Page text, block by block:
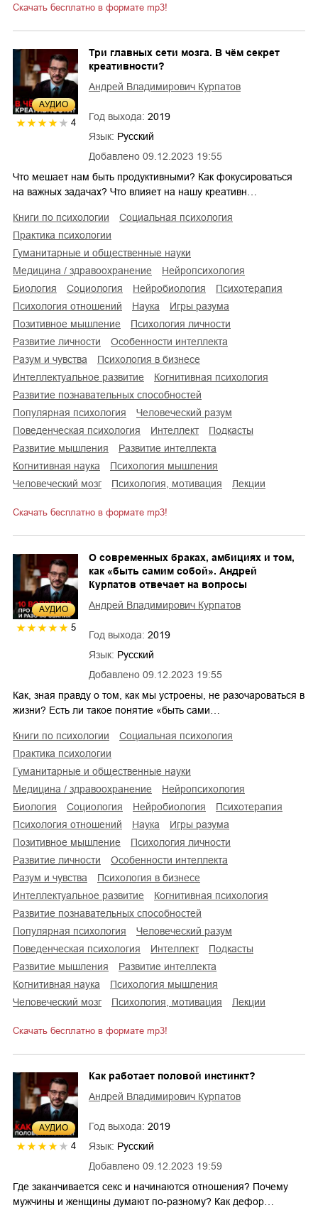
Скачать бесплатно в формате mp3!
AУДИО
4
Добавлено 09.12.2023 19:55
Три главных сети мозга. В чём секрет
креативности?
Андрей Владимирович Курпатов
Год выхода: 2019
Язык: Русский
Что мешает нам быть продуктивными? Как фокусироваться
на важных задачах? Что влияет на нашу креативн…
книги по психологии
социальная психология
практика психологии
гуманитарные и общественные науки
медицина / здравоохранение
нейропсихология
биология
социология нейробиология
психотерапия
психология отношений
наука
игры разума
позитивное мышление
психология личности
развитие личности
особенности интеллекта
разум и чувства
психология в бизнесе
интеллектуальное развитие
когнитивная психология
развитие познавательных способностей
популярная психология
человеческий разум
поведенческая психология
интеллект
подкасты
развитие мышления
развитие интеллекта
когнитивная наука
психология мышления
человеческий мозг
психология, мотивация лекции
Скачать бесплатно в формате mp3!
AУДИО
5
Добавлено 09.12.2023 19:55
О современных браках, амбициях и том,
как «быть самим собой». Андрей
Курпатов отвечает на вопросы
Андрей Владимирович Курпатов
Год выхода: 2019
Язык: Русский
Как, зная правду о том, как мы устроены, не разочароваться в
жизни? Есть ли такое понятие «быть сами…
книги по психологии
социальная психология
практика психологии
гуманитарные и общественные науки
медицина / здравоохранение
нейропсихология
биология
социология нейробиология
психотерапия
психология отношений
наука
игры разума
позитивное мышление
психология личности
развитие личности
особенности интеллекта
разум и чувства
психология в бизнесе
интеллектуальное развитие
когнитивная психология
развитие познавательных способностей
популярная психология
человеческий разум
поведенческая психология
интеллект
подкасты
развитие мышления
развитие интеллекта
когнитивная наука
психология мышления
человеческий мозг
психология, мотивация лекции
Скачать бесплатно в формате mp3!
AУДИО
4
Добавлено 09.12.2023 19:59
Как работает половой инстинкт?
Андрей Владимирович Курпатов
Год выхода: 2019
Язык: Русский
Где заканчивается секс и начинаются отношения? Почему
мужчины и женщины думают по-разному? Как дефор…